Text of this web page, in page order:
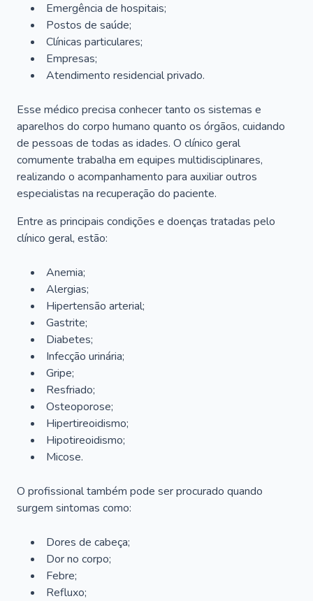
Emergência de hospitais;
Postos de saúde;
Clínicas particulares;
Empresas;
Atendimento residencial privado.
Esse médico precisa conhecer tanto os sistemas e
aparelhos do corpo humano quanto os órgãos, cuidando
de pessoas de todas as idades. O clínico geral
comumente trabalha em equipes multidisciplinares,
realizando o acompanhamento para auxiliar outros
especialistas na recuperação do paciente.
Entre as principais condições e doenças tratadas pelo
clínico geral, estão:
Anemia;
Alergias;
Hipertensão arterial;
Gastrite;
Diabetes;
Infecção urinária;
Gripe;
Resfriado;
Osteoporose;
Hipertireoidismo;
Hipotireoidismo;
Micose.
O profissional também pode ser procurado quando
surgem sintomas como:
Dores de cabeça;
Dor no corpo;
Febre;
Refluxo;